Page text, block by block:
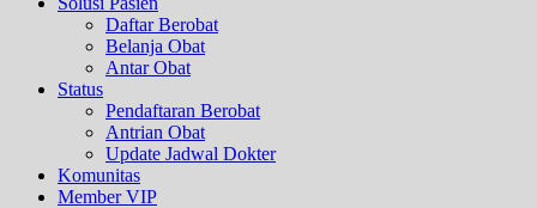
Daftar Berobat
Belanja Obat
Antar Obat
Status
Pendaftaran Berobat
Antrian Obat
Update Jadwal Dokter
Komunitas
Member VIP